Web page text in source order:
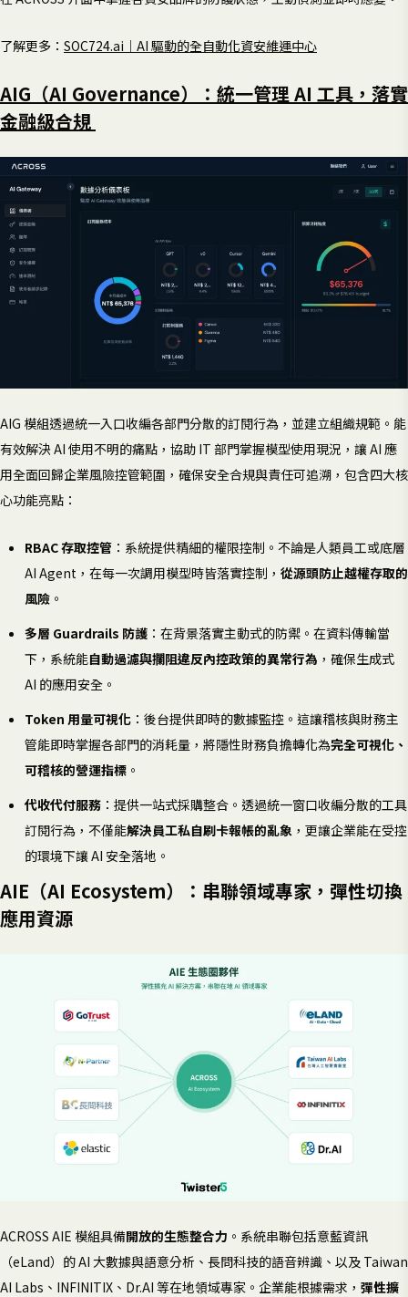
了解更多： SOC724.ai｜AI 驅動的全自動化資安維運中心
AIG（AI Governance）：統一管理 AI 工具，落實
金融級合規
AIG 模組透過統一入口收編各部門分散的訂閱行為，並建立組織規範。能
有效解決 AI 使用不明的痛點，協助 IT 部門掌握模型使用現況，讓 AI 應
用全面回歸企業風險控管範圍，確保安全合規與責任可追溯，包含四大核
心功能亮點：
RBAC 存取控管 ：系統提供精細的權限控制。不論是人類員工或底層
AI Agent，在每一次調用模型時皆落實控制， 從源頭防止越權存取的
風險 。
多層 Guardrails 防護 ：在背景落實主動式的防禦。在資料傳輸當
下，系統能自動過濾與攔阻違反內控政策的異常行為 ，確保生成式
AI 的應用安全。
Token 用量可視化 ：後台提供即時的數據監控。這讓稽核與財務主
管能即時掌握各部門的消耗量，將隱性財務負擔轉化為完全可視化、
可稽核的營運指標 。
代收代付服務 ：提供一站式採購整合。透過統一窗口收編分散的工具
訂閱行為，不僅能解決員工私自刷卡報帳的亂象 ，更讓企業能在受控
的環境下讓 AI 安全落地。
AIE（AI Ecosystem）：串聯領域專家，彈性切換
應用資源
ACROSS AIE 模組具備開放的生態整合力 。系統串聯包括意藍資訊
（eLand）的 AI 大數據與語意分析、長問科技的語音辨識、以及 Taiwan
AI Labs、INFINITIX、Dr.AI 等在地領域專家。企業能根據需求， 彈性擴